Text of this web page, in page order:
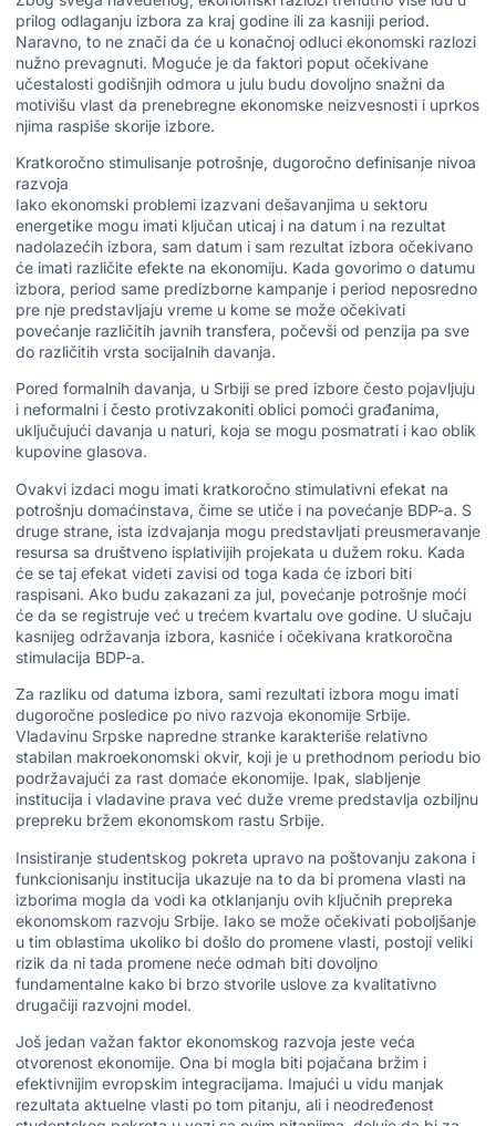
prilog odlaganju izbora za kraj godine ili za kasniji period.
Naravno, to ne znači da će u konačnoj odluci ekonomski razlozi
nužno prevagnuti. Moguće je da faktori poput očekivane
učestalosti godišnjih odmora u julu budu dovoljno snažni da
motivišu vlast da prenebregne ekonomske neizvesnosti i uprkos
njima raspiše skorije izbore.
Kratkoročno stimulisanje potrošnje, dugoročno definisanje nivoa
razvoja
Iako ekonomski problemi izazvani dešavanjima u sektoru
energetike mogu imati ključan uticaj i na datum i na rezultat
nadolazećih izbora, sam datum i sam rezultat izbora očekivano
će imati različite efekte na ekonomiju. Kada govorimo o datumu
izbora, period same predizborne kampanje i period neposredno
pre nje predstavljaju vreme u kome se može očekivati
povećanje različitih javnih transfera, počevši od penzija pa sve
do različitih vrsta socijalnih davanja.
Pored formalnih davanja, u Srbiji se pred izbore često pojavljuju
i neformalni i često protivzakoniti oblici pomoći građanima,
uključujući davanja u naturi, koja se mogu posmatrati i kao oblik
kupovine glasova.
Ovakvi izdaci mogu imati kratkoročno stimulativni efekat na
potrošnju domaćinstava, čime se utiče i na povećanje BDP-a. S
druge strane, ista izdvajanja mogu predstavljati preusmeravanje
resursa sa društveno isplativijih projekata u dužem roku. Kada
će se taj efekat videti zavisi od toga kada će izbori biti
raspisani. Ako budu zakazani za jul, povećanje potrošnje moći
će da se registruje već u trećem kvartalu ove godine. U slučaju
kasnijeg održavanja izbora, kasniće i očekivana kratkoročna
stimulacija BDP-a.
Za razliku od datuma izbora, sami rezultati izbora mogu imati
dugoročne posledice po nivo razvoja ekonomije Srbije.
Vladavinu Srpske napredne stranke karakteriše relativno
stabilan makroekonomski okvir, koji je u prethodnom periodu bio
podržavajući za rast domaće ekonomije. Ipak, slabljenje
institucija i vladavine prava već duže vreme predstavlja ozbiljnu
prepreku bržem ekonomskom rastu Srbije.
Insistiranje studentskog pokreta upravo na poštovanju zakona i
funkcionisanju institucija ukazuje na to da bi promena vlasti na
izborima mogla da vodi ka otklanjanju ovih ključnih prepreka
ekonomskom razvoju Srbije. Iako se može očekivati poboljšanje
u tim oblastima ukoliko bi došlo do promene vlasti, postoji veliki
rizik da ni tada promene neće odmah biti dovoljno
fundamentalne kako bi brzo stvorile uslove za kvalitativno
drugačiji razvojni model.
Još jedan važan faktor ekonomskog razvoja jeste veća
otvorenost ekonomije. Ona bi mogla biti pojačana bržim i
efektivnijim evropskim integracijama. Imajući u vidu manjak
rezultata aktuelne vlasti po tom pitanju, ali i neodređenost